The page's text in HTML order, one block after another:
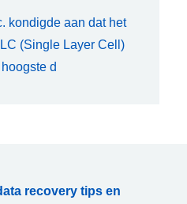
kondigde aan dat het
(Single Layer Cell)
d
recovery tips en